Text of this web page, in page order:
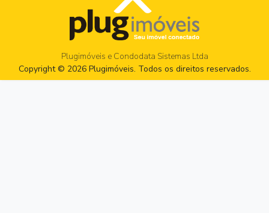
Plugimóveis e Condodata Sistemas Ltda
Copyright © 2026 Plugimóveis. Todos os direitos reservados.